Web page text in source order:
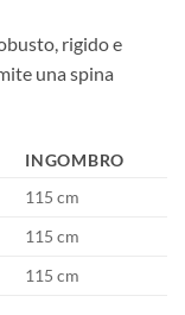
rigido e
una spina
INGOMBRO
115 cm
115 cm
115 cm